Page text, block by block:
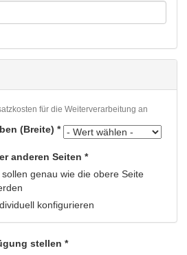
für die Weiterverarbeitung an
(Breite) *
anderen Seiten *
genau wie die obere Seite
konfigurieren
stellen *